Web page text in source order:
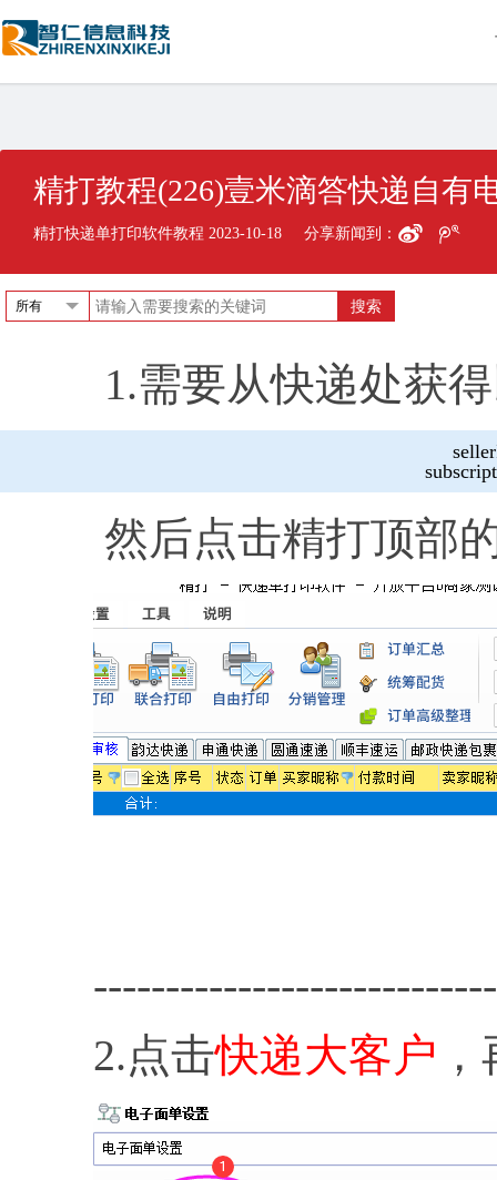
精打教程(226)壹米滴答快递自有
精打快递单打印软件教程 2023-10-18 分享新闻到：
所有
1.需要从快递处获
然后点击精打顶部
2.点击快递大客户